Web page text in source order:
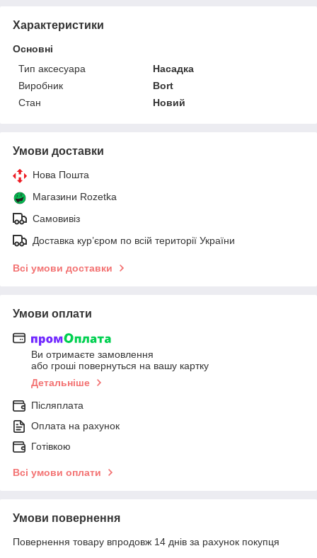
Характеристики
Основні
Тип аксесуара
Насадка
Виробник
Bort
Стан
Новий
Умови доставки
Нова Пошта
Магазини Rozetka
Самовивіз
Доставка кур’єром по всій території України
Всі умови доставки
Умови оплати
Ви отримаєте замовлення
або гроші повернуться на вашу картку
Детальніше
Післяплата
Оплата на рахунок
Готівкою
Всі умови оплати
Умови повернення
Повернення товару впродовж 14 днів за рахунок покупця